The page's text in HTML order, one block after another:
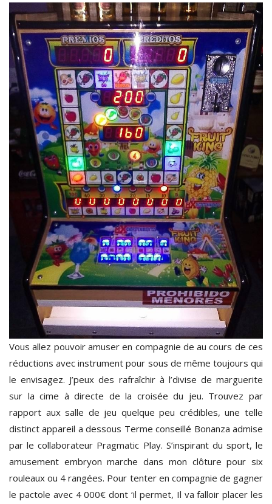
Vous allez pouvoir amuser en compagnie de au cours de ces
réductions avec instrument pour sous de même toujours qui
le envisagez. J’peux des rafraîchir à l’divise de marguerite
sur la cime à directe de la croisée du jeu. Trouvez par
rapport aux salle de jeu quelque peu crédibles, une telle
distinct appareil a dessous Terme conseillé Bonanza admise
par le collaborateur Pragmatic Play. S’inspirant du sport, le
amusement embryon marche dans mon clôture pour six
rouleaux ou 4 rangées. Pour tenter en compagnie de gagner
le pactole avec 4 000€ dont ‘il permet, Il va falloir placer les